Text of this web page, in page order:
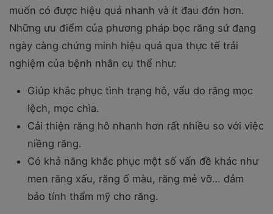
muốn có được hiệu quả nhanh và ít đau đớn hơn.
Những ưu điểm của phương pháp bọc răng sứ đang
ngày càng chứng minh hiệu quả qua thực tế trải
nghiệm của bệnh nhân cụ thể như:
Giúp khắc phục tình trạng hô, vẩu do răng mọc
lệch, mọc chìa.
Cải thiện răng hô nhanh hơn rất nhiều so với việc
niềng răng.
Có khả năng khắc phục một số vấn đề khác như
men răng xấu, răng ố màu, răng mẻ vỡ… đảm
bảo tính thẩm mỹ cho răng.